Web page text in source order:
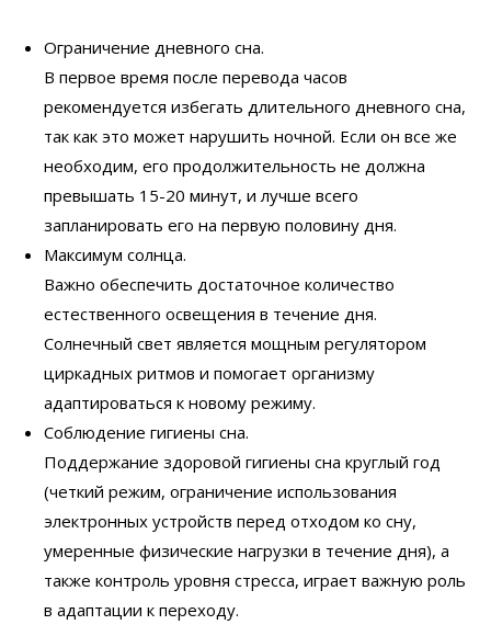
Ограничение дневного сна.
В первое время после перевода часов
рекомендуется избегать длительного дневного сна,
так как это может нарушить ночной. Если он все же
необходим, его продолжительность не должна
превышать 15-20 минут, и лучше всего
запланировать его на первую половину дня.
Максимум солнца.
Важно обеспечить достаточное количество
естественного освещения в течение дня.
Солнечный свет является мощным регулятором
циркадных ритмов и помогает организму
адаптироваться к новому режиму.
Соблюдение гигиены сна.
Поддержание здоровой гигиены сна круглый год
(четкий режим, ограничение использования
электронных устройств перед отходом ко сну,
умеренные физические нагрузки в течение дня), а
также контроль уровня стресса, играет важную роль
в адаптации к переходу.